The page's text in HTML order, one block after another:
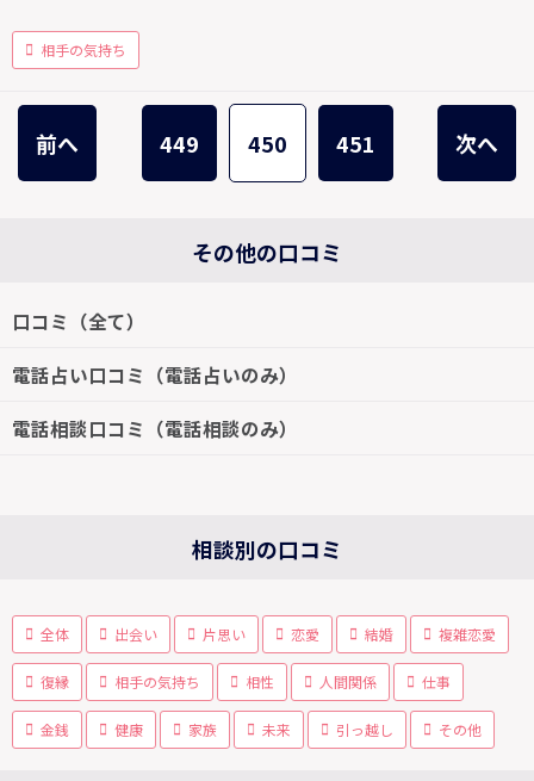
相手の気持ち
前へ 449 450 451 次へ
その他の口コミ
口コミ（全て）
電話占い口コミ（電話占いのみ）
電話相談口コミ（電話相談のみ）
相談別の口コミ
全体 出会い 片思い 恋愛 結婚 複雑恋愛
復縁 相手の気持ち 相性 人間関係 仕事
金銭 健康 家族 未来 引っ越し その他